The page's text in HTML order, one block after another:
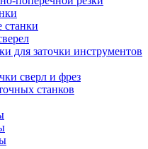
для заточки инструментов
сверл и фрез
станков